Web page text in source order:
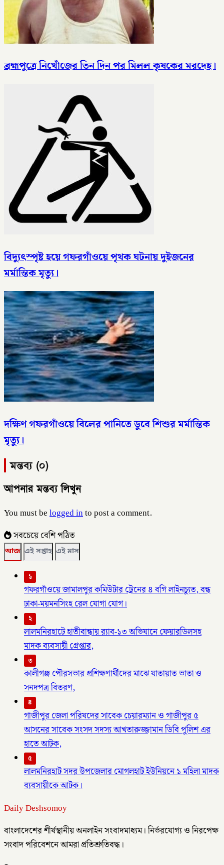
ব্রহ্মপুত্রে নিখোঁজের তিন দিন পর মিলল কৃষকের মরদেহ।
বিদ্যুৎস্পৃষ্ট হয়ে গফরগাঁওয়ে পৃথক ঘটনায় দুইজনের
মর্মান্তিক মৃত্যু।
দক্ষিণ গফরগাঁওয়ে বিলের পানিতে ডুবে শিশুর মর্মান্তিক
মৃত্যু।
মন্তব্য (০)
আপনার মন্তব্য লিখুন
You must belogged into post a comment.
সবচেয়ে বেশি পঠিত
আজ এই সপ্তাহ এই মাস
১
গফরগাঁওয়ে জামালপুর কমিউটার ট্রেনের ৪ বগি লাইনচ্যুত, বন্ধ
ঢাকা-ময়মনসিংহ রেল যোগা যোগ।
২
লালমনিরহাটে হাতীবান্ধায় র‌্যাব-১৩ অভিযানে ফেয়ারডিলসহ
মাদক ব্যবসায়ী গ্রেপ্তার,
৩
কালীগঞ্জ পৌরসভার প্রশিক্ষণার্থীদের মাঝে যাতায়াত ভাতা ও
সনদপত্র বিতরণ,
৪
গাজীপুর জেলা পরিষদের সাবেক চেয়ারম্যান ও গাজীপুর ৫
আসনের সাবেক সংসদ সদস্য আখতারুজ্জামান ডিবি পুলিশ এর
হাতে আটক,
৫
লালমনিরহাট সদর উপজেলার মোগলহাট ইউনিয়নে ১ মহিলা মাদক
ব্যবসায়ীকে আটক।
Daily Deshsomoy
বাংলাদেশের শীর্ষস্থানীয় অনলাইন সংবাদমাধ্যম। নির্ভরযোগ্য ও নিরপেক্ষ
সংবাদ পরিবেশনে আমরা প্রতিশ্রুতিবদ্ধ।